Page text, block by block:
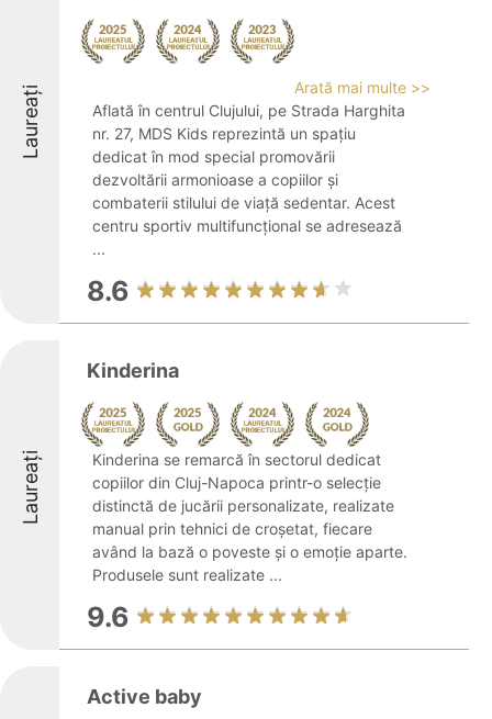
Laureați
Arată mai multe >>
Aflată în centrul Clujului, pe Strada Harghita
nr. 27, MDS Kids reprezintă un spațiu
dedicat în mod special promovării
dezvoltării armonioase a copiilor și
combaterii stilului de viață sedentar. Acest
centru sportiv multifuncțional se adresează
...
8.6
Laureați
Kinderina
Kinderina se remarcă în sectorul dedicat
copiilor din Cluj-Napoca printr-o selecție
distinctă de jucării personalizate, realizate
manual prin tehnici de croșetat, fiecare
având la bază o poveste și o emoție aparte.
Produsele sunt realizate ...
9.6
Active baby